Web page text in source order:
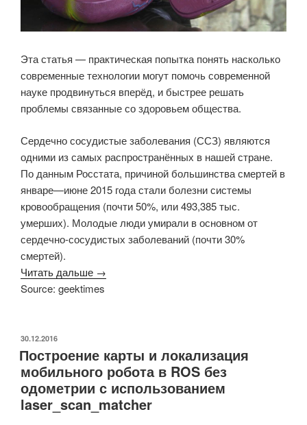
Эта статья — практическая попытка понять насколько
современные технологии могут помочь современной
науке продвинуться вперёд, и быстрее решать
проблемы связанные со здоровьем общества.
Сердечно сосудистые заболевания (ССЗ) являются
одними из самых распространённых в нашей стране.
По данным Росстата, причиной большинства смертей в
январе—июне 2015 года стали болезни системы
кровообращения (почти 50%, или 493,385 тыс.
умерших). Молодые люди умирали в основном от
сердечно-сосудистых заболеваний (почти 30%
смертей).
Читать дальше →
Source: geektimes
ОПУБЛИКОВАНО
30.12.2016
Построение карты и локализация
мобильного робота в ROS без
одометрии с использованием
laser_scan_matcher